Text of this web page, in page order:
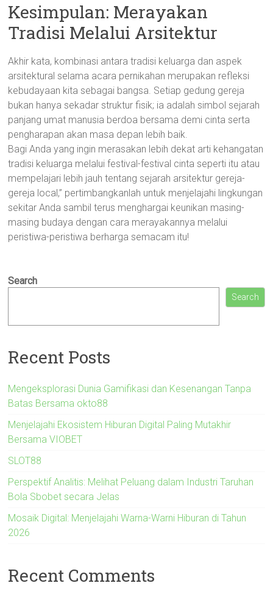
Kesimpulan: Merayakan
Tradisi Melalui Arsitektur
Akhir kata, kombinasi antara tradisi keluarga dan aspek
arsitektural selama acara pernikahan merupakan refleksi
kebudayaan kita sebagai bangsa. Setiap gedung gereja
bukan hanya sekadar struktur fisik; ia adalah simbol sejarah
panjang umat manusia berdoa bersama demi cinta serta
pengharapan akan masa depan lebih baik.
Bagi Anda yang ingin merasakan lebih dekat arti kehangatan
tradisi keluarga melalui festival-festival cinta seperti itu atau
mempelajari lebih jauh tentang sejarah arsitektur gereja-
gereja local,” pertimbangkanlah untuk menjelajahi lingkungan
sekitar Anda sambil terus menghargai keunikan masing-
masing budaya dengan cara merayakannya melalui
peristiwa-peristiwa berharga semacam itu!
Search
Search
Recent Posts
Mengeksplorasi Dunia Gamifikasi dan Kesenangan Tanpa
Batas Bersama okto88
Menjelajahi Ekosistem Hiburan Digital Paling Mutakhir
Bersama VIOBET
SLOT88
Perspektif Analitis: Melihat Peluang dalam Industri Taruhan
Bola Sbobet secara Jelas
Mosaik Digital: Menjelajahi Warna-Warni Hiburan di Tahun
2026
Recent Comments